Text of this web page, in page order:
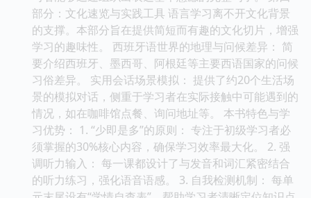
部分：文化速览与实践工具 语言学习离不开文化背景
的支撑。本部分旨在提供简短而有趣的文化切片，增强
学习的趣味性。 西班牙语世界的地理与问候差异： 简
要介绍西班牙、墨西哥、阿根廷等主要西语国家的问候
习俗差异。 实用会话场景模拟： 提供了约20个生活场
景的模拟对话，侧重于学习者在实际接触中可能遇到的
情况，如在咖啡馆点餐、询问地址等。 本书特色与学
习优势： 1. “少即是多”的原则： 专注于初级学习者必
须掌握的30%核心内容，确保学习效率最大化。 2. 强
调听力输入： 每一课都设计了与发音和词汇紧密结合
的听力练习，强化语音语感。 3. 自我检测机制： 每单